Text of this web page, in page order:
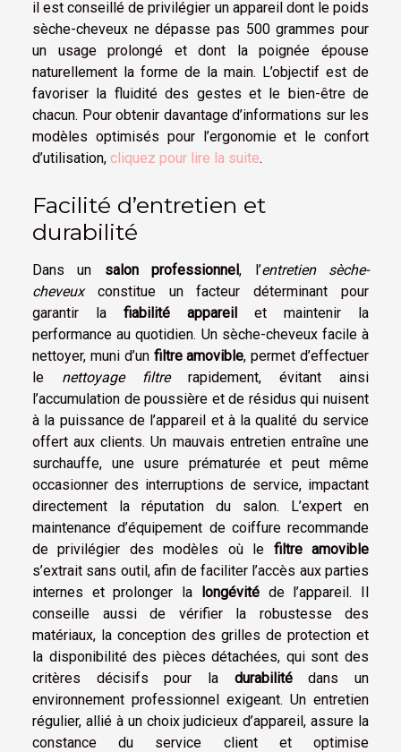
il est conseillé de privilégier un appareil dont le poids
sèche-cheveux ne dépasse pas 500 grammes pour
un usage prolongé et dont la poignée épouse
naturellement la forme de la main. L’objectif est de
favoriser la fluidité des gestes et le bien-être de
chacun. Pour obtenir davantage d’informations sur les
modèles optimisés pour l’ergonomie et le confort
d’utilisation, cliquez pour lire la suite.
Facilité d’entretien et
durabilité
Dans un salon professionnel, l’entretien sèche-
cheveuxconstitue un facteur déterminant pour
garantir la fiabilité appareil et maintenir la
performance au quotidien. Un sèche-cheveux facile à
nettoyer, muni d’un filtre amovible, permet d’effectuer
le nettoyage filtrerapidement, évitant ainsi
l’accumulation de poussière et de résidus qui nuisent
à la puissance de l’appareil et à la qualité du service
offert aux clients. Un mauvais entretien entraîne une
surchauffe, une usure prématurée et peut même
occasionner des interruptions de service, impactant
directement la réputation du salon. L’expert en
maintenance d’équipement de coiffure recommande
de privilégier des modèles où le filtre amovible
s’extrait sans outil, afin de faciliter l’accès aux parties
internes et prolonger la longévitéde l’appareil. Il
conseille aussi de vérifier la robustesse des
matériaux, la conception des grilles de protection et
la disponibilité des pièces détachées, qui sont des
critères décisifs pour la durabilitédans un
environnement professionnel exigeant. Un entretien
régulier, allié à un choix judicieux d’appareil, assure la
constance du service client et optimise